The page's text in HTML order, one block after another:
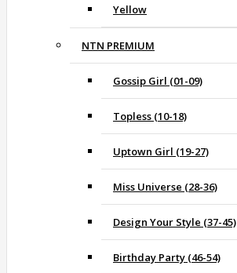
Yellow
NTN PREMIUM
Gossip Girl (01-09)
Topless (10-18)
Uptown Girl (19-27)
Miss Universe (28-36)
Design Your Style (37-45)
Birthday Party (46-54)